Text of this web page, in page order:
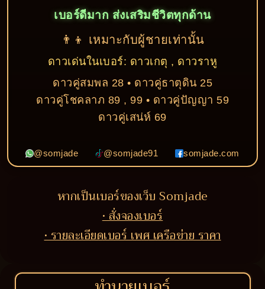
เบอร์ดีมาก ส่งเสริมชีวิตทุกด้าน
👨‍👦 เหมาะกับผู้ชายเท่านั้น
ดาวเด่นในเบอร์: ดาวเกตุ , ดาวราหู
ดาวคู่สมพล 28 • ดาวคู่ธาตุดิน 25
ดาวคู่โชคลาภ 89 , 99 • ดาวคู่ปัญญา 59
ดาวคู่เสน่ห์ 69
@somjade @somjade91 somjade.com
หากเป็นเบอร์ของเว็บ Somjade
• สั่งจองเบอร์
• รายละเอียดเบอร์ เพศ เครือข่าย ราคา